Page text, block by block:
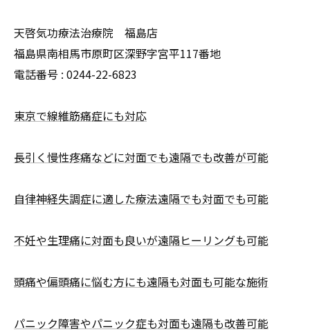
天啓気功療法治療院 福島店
福島県南相馬市原町区深野字宮平117番地
電話番号 : 0244-22-6823
東京で線維筋痛症にも対応
長引く慢性疼痛などに対面でも遠隔でも改善が可能
自律神経失調症に適した療法遠隔でも対面でも可能
不妊や生理痛に対面も良いが遠隔ヒーリングも可能
頭痛や偏頭痛に悩む方にも遠隔も対面も可能な施術
パニック障害やパニック症も対面も遠隔も改善可能